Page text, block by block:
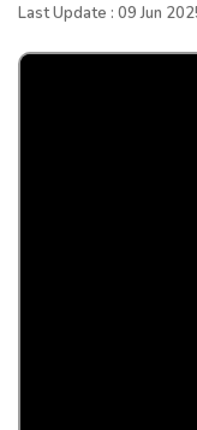
Last Update : 09 Jun